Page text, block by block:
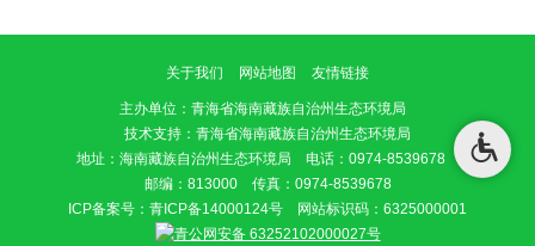
关于我们 网站地图 友情链接
主办单位 ：青海省海南藏族自治州生态环境局
技术支持：青海省海南藏族自治州生态环境局
地址：海南藏族自治州生态环境局 电话：0974-8539678
邮编：813000 传真：0974-8539678
ICP备案号： 青ICP备14000124号 网站标识码：6325000001
青公网安备 63252102000027号